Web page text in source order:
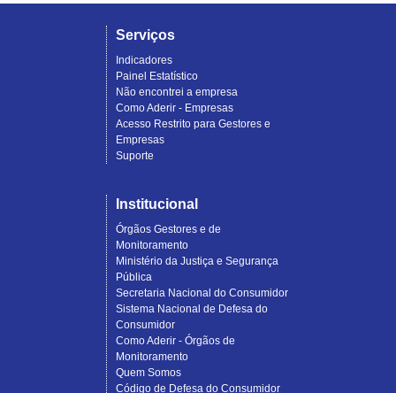
Serviços
Indicadores
Painel Estatístico
Não encontrei a empresa
Como Aderir - Empresas
Acesso Restrito para Gestores e
Empresas
Suporte
Institucional
Órgãos Gestores e de
Monitoramento
Ministério da Justiça e Segurança
Pública
Secretaria Nacional do Consumidor
Sistema Nacional de Defesa do
Consumidor
Como Aderir - Órgãos de
Monitoramento
Quem Somos
Código de Defesa do Consumidor